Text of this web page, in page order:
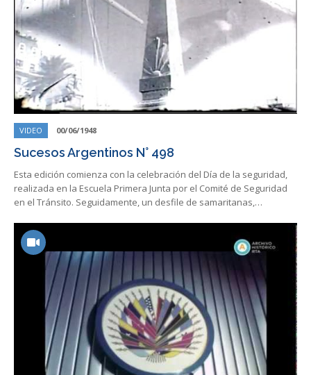
VIDEO 00/06/1948
Sucesos Argentinos N° 498
Esta edición comienza con la celebración del Día de la seguridad,
realizada en la Escuela Primera Junta por el Comité de Seguridad
en el Tránsito. Seguidamente, un desfile de samaritanas,…